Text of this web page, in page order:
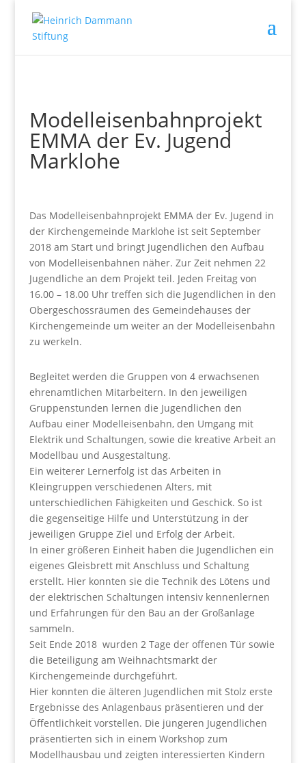
Modelleisenbahnprojekt
EMMA der Ev. Jugend
Marklohe
Das Modelleisenbahnprojekt EMMA der Ev. Jugend in
der Kirchengemeinde Marklohe ist seit September
2018 am Start und bringt Jugendlichen den Aufbau
von Modelleisenbahnen näher. Zur Zeit nehmen 22
Jugendliche an dem Projekt teil. Jeden Freitag von
16.00 – 18.00 Uhr treffen sich die Jugendlichen in den
Obergeschossräumen des Gemeindehauses der
Kirchengemeinde um weiter an der Modelleisenbahn
zu werkeln.
Begleitet werden die Gruppen von 4 erwachsenen
ehrenamtlichen Mitarbeitern. In den jeweiligen
Gruppenstunden lernen die Jugendlichen den
Aufbau einer Modelleisenbahn, den Umgang mit
Elektrik und Schaltungen, sowie die kreative Arbeit an
Modellbau und Ausgestaltung.
Ein weiterer Lernerfolg ist das Arbeiten in
Kleingruppen verschiedenen Alters, mit
unterschiedlichen Fähigkeiten und Geschick. So ist
die gegenseitige Hilfe und Unterstützung in der
jeweiligen Gruppe Ziel und Erfolg der Arbeit.
In einer größeren Einheit haben die Jugendlichen ein
eigenes Gleisbrett mit Anschluss und Schaltung
erstellt. Hier konnten sie die Technik des Lötens und
der elektrischen Schaltungen intensiv kennenlernen
und Erfahrungen für den Bau an der Großanlage
sammeln.
Seit Ende 2018 wurden 2 Tage der offenen Tür sowie
die Beteiligung am Weihnachtsmarkt der
Kirchengemeinde durchgeführt.
Hier konnten die älteren Jugendlichen mit Stolz erste
Ergebnisse des Anlagenbaus präsentieren und der
Öffentlichkeit vorstellen. Die jüngeren Jugendlichen
präsentierten sich in einem Workshop zum
Modellhausbau und zeigten interessierten Kindern